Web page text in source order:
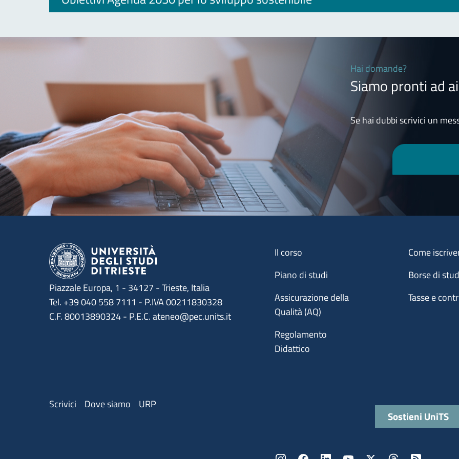
Hai domande?
Siamo pronti ad
Se hai dubbi scrivici un
Piazzale Europa, 1 - 34127 - Trieste, Italia
Tel. +39 040 558 7111 - P.IVA 00211830328
C.F. 80013890324 - P.E.C. ateneo@pec.units.it
Menu footer 1
Il corso
Piano di studi
Assicurazione della
Qualità (AQ)
Regolamento
Didattico
Menu footer 2
Come
Borse di
Tasse e
Menu contatti
Scrivici Dove siamo URP Quick linksSostieni UniTS